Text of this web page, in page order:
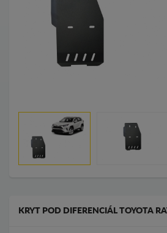
KRYT POD DIFERENCIÁL TOYOTA